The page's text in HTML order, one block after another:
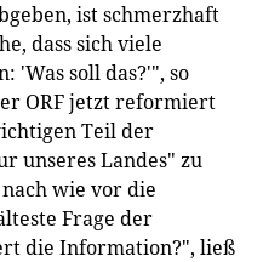
ist schmerzhaft
dass sich viele
'Was soll das?'", so
ORF jetzt reformiert
Teil der
unseres Landes" zu
wie vor die
Frage der
die Information?", ließ